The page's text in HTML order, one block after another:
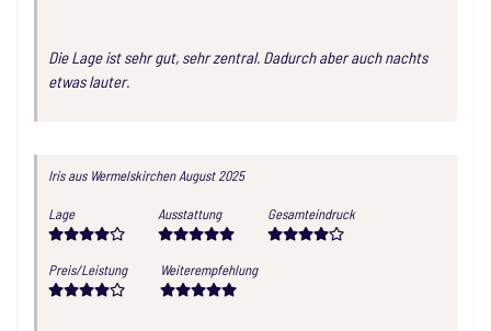
Die Lage ist sehr gut, sehr zentral. Dadurch aber auch nachts
etwas lauter.
Irisaus WermelskirchenAugust 2025
Lage Ausstattung Gesamteindruck
Preis/Leistung Weiterempfehlung